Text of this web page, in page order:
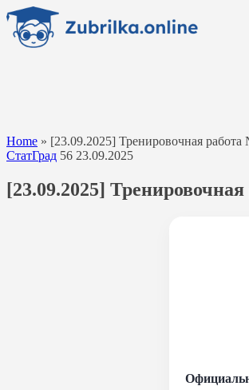
Перейти
содержанию
Home » [23.09.2025] Тренировочная
СтатГрад 56 23.09.2025
[23.09.2025]